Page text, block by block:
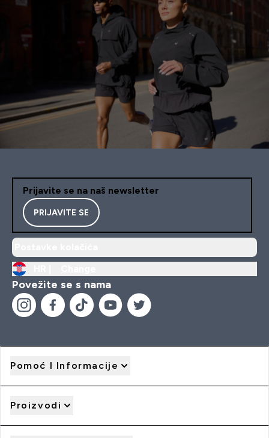
Prijavite se na naš newsletter
PRIJAVITE SE
Povežite se s nama
Pomoć I Informacije
Proizvodi